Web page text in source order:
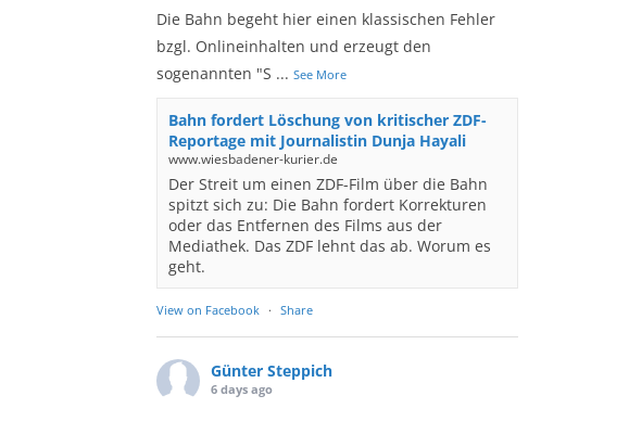
Die Bahn begeht hier einen klassischen Fehler
bzgl. Onlineinhalten und erzeugt den
sogenannten "S ... See More
Bahn fordert Löschung von kritischer ZDF-
Reportage mit Journalistin Dunja Hayali
www.wiesbadener-kurier.de
Der Streit um einen ZDF-Film über die Bahn
spitzt sich zu: Die Bahn fordert Korrekturen
oder das Entfernen des Films aus der
Mediathek. Das ZDF lehnt das ab. Worum es
geht.
View on Facebook · Share
Günter Steppich
6 days ago